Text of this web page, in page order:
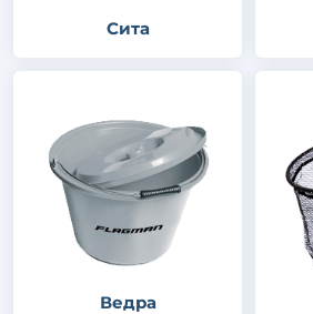
Сита
Ведра